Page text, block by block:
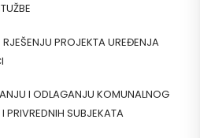
PROJEKTA UREĐENJA
I ODLAGANJU KOMUNALNOG
SUBJEKATA